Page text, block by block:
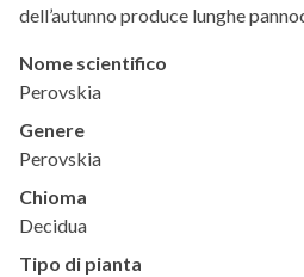
dell’autunno produce lunghe
Nome scientifico
Perovskia
Genere
Perovskia
Chioma
Decidua
Tipo di pianta